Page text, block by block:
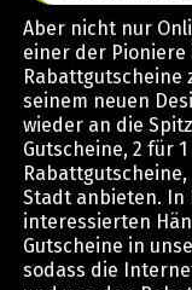
Aber nicht nur
einer der
Rabattgutscheine
seinem neuen
wieder an die
Gutscheine, 2 für
Stadt anbieten. In
interessierten
Gutscheine in
sodass die